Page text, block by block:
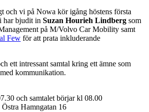
och vi på Nowa kör igång höstens första
har bjudit in Suzan Hourieh Lindberg som
på M/Volvo Car Mobility samt
Few för att prata inkluderande
ett intressant samtal kring ett ämne som
kommunikation.
och samtalet börjar kl 08.00
Hamngatan 16